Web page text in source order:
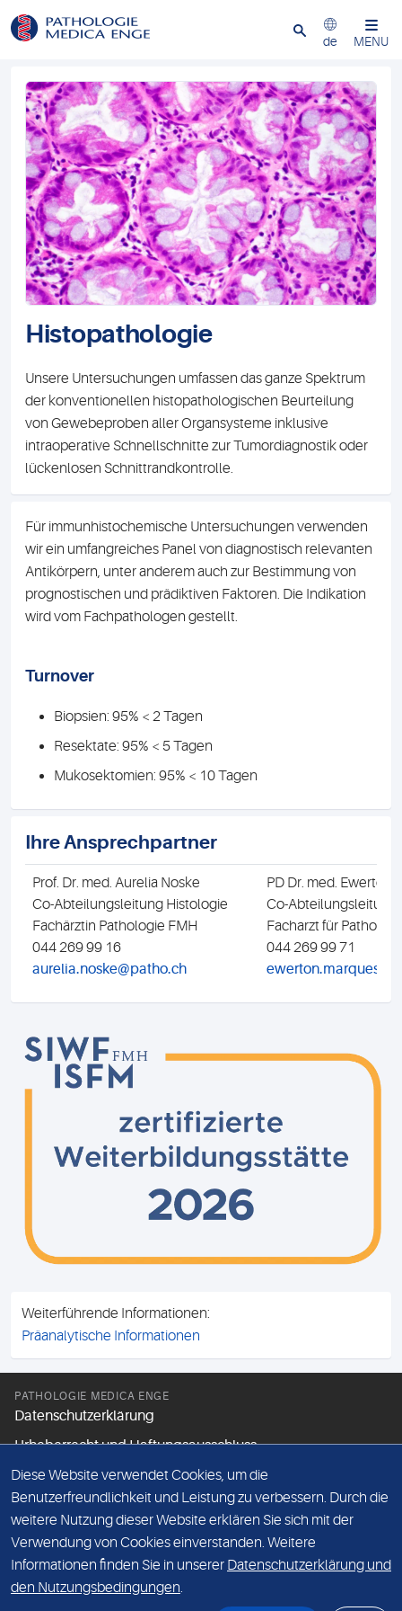
Schliessen
de
MENU
Histopathologie
Unsere Untersuchungen umfassen das ganze Spektrum
der konventionellen histopathologischen Beurteilung
von Gewebeproben aller Organsysteme inklusive
intraoperative Schnellschnitte zur Tumordiagnostik oder
lückenlosen Schnittrandkontrolle.
Für immunhistochemische Untersuchungen verwenden
wir ein umfangreiches Panel von diagnostisch relevanten
Antikörpern, unter anderem auch zur Bestimmung von
prognostischen und prädiktiven Faktoren. Die Indikation
wird vom Fachpathologen gestellt.
Turnover
Biopsien: 95% < 2 Tagen
Resektate: 95% < 5 Tagen
Mukosektomien: 95% < 10 Tagen
Ihre Ansprechpartner
Prof. Dr. med. Aurelia Noske
Co-Abteilungsleitung Histologie
Fachärztin Pathologie FMH
044 269 99 16
aurelia.noske@patho.ch
PD Dr. med. Ewerton
Co-Abteilungsleitung
Facharzt für
044 269 99 71
Weiterführende Informationen:
Präanalytische Informationen
PATHOLOGIE MEDICA ENGE
Datenschutzerklärung
Urheberrecht und Haftungsausschluss
FOLGEN SIE UNS
MITGLIED DES NETZWERKS LOKALER LABORATORIEN
Diese Website verwendet Cookies, um die
Benutzerfreundlichkeit und Leistung zu verbessern. Durch die
weitere Nutzung dieser Website erklären Sie sich mit der
Verwendung von Cookies einverstanden. Weitere
Informationen finden Sie in unserer Datenschutzerklärung und
den Nutzungsbedingungen.